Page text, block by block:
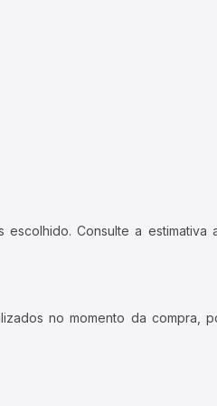
Consulte a estimativa
no momento da compra,